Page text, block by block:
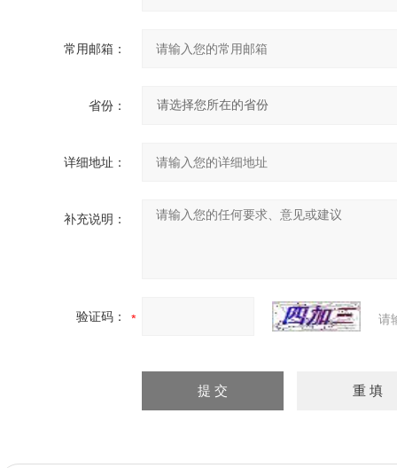
常用邮箱：
省份：
详细地址：
补充说明：
验证码： 请